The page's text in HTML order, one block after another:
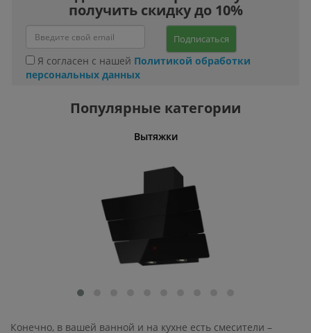
получить скидку до 10%
Подписаться
Я согласен с нашей Политикой обработки
персональных данных
Популярные категории
Вытяжки
Конечно, в вашей ванной и на кухне есть смесители –